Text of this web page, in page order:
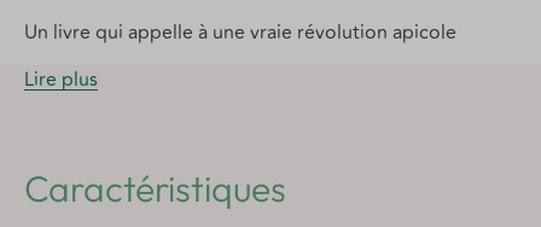
Un livre qui appelle à une vraie révolution apicole
Lire plus
Caractéristiques